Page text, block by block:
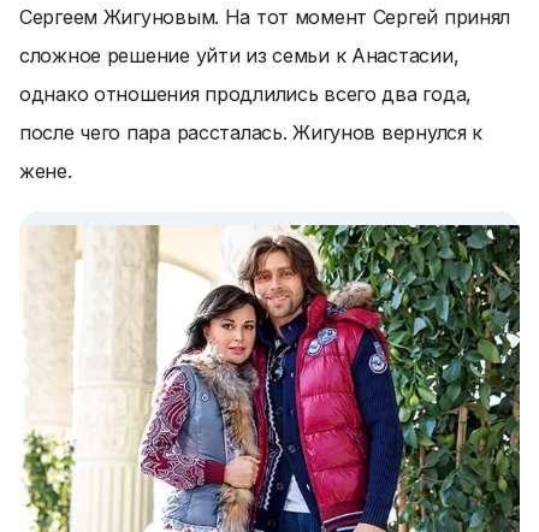
Сергеем Жигуновым. На тот момент Сергей принял
сложное решение уйти из семьи к Анастасии,
однако отношения продлились всего два года,
после чего пара рассталась. Жигунов вернулся к
жене.